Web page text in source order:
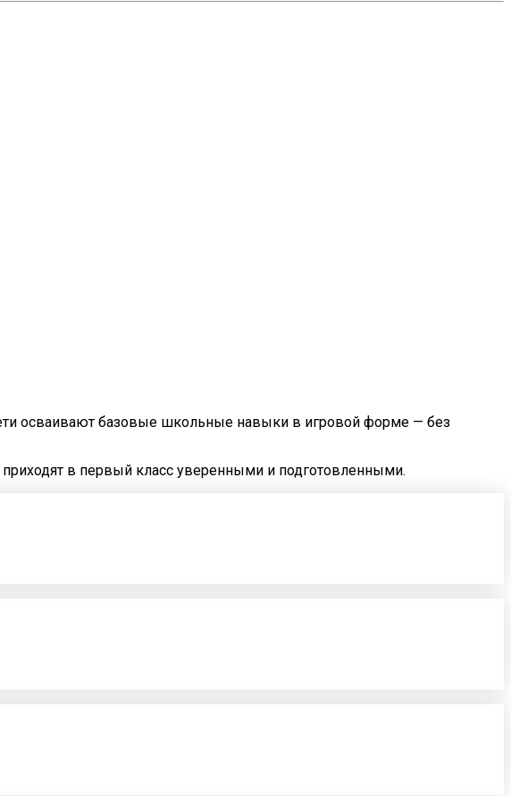
осваивают базовые школьные навыки в игровой форме — без
в первый класс уверенными и подготовленными.